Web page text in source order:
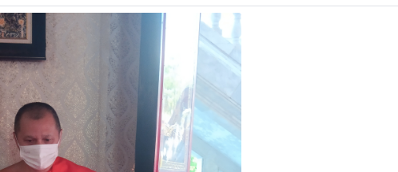
กรกฎาคม 2563
ส่งตรงถึงวัดยานนาวา เมื่อวันที่ 4 กรกฎาคม 2563 ขอผลบุญนี้จงส่งผลให้ท่าน...